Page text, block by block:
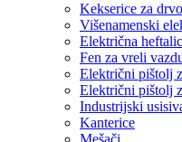
Kekserice za drvo
Višenamenski
Električna
Fen za vreli
Električni pištolj
Električni pištolj
Industrijski
Kanterice
Mešači